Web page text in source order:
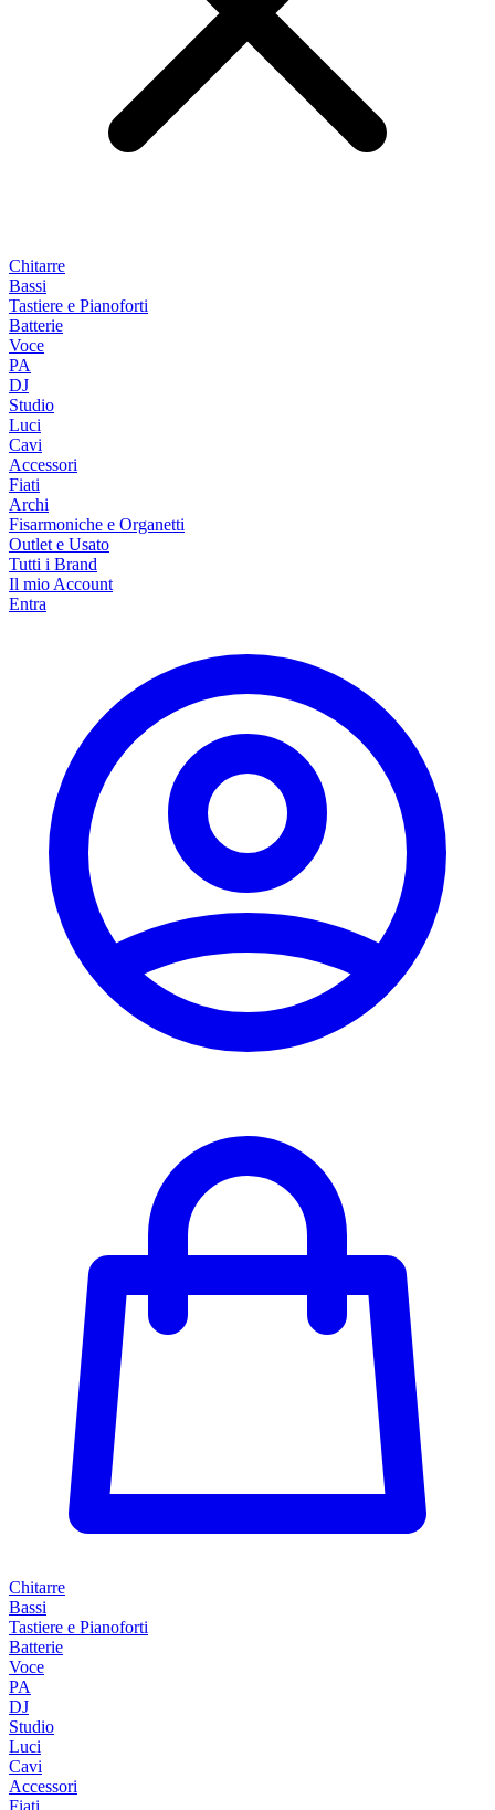
Chitarre
Bassi
Tastiere e Pianoforti
Batterie
Voce
PA
DJ
Studio
Luci
Cavi
Accessori
Fiati
Archi
Fisarmoniche e Organetti
Outlet e Usato
Tutti i Brand
Il mio Account
Entra
Chitarre
Bassi
Tastiere e Pianoforti
Batterie
Voce
PA
DJ
Studio
Luci
Cavi
Accessori
Fiati